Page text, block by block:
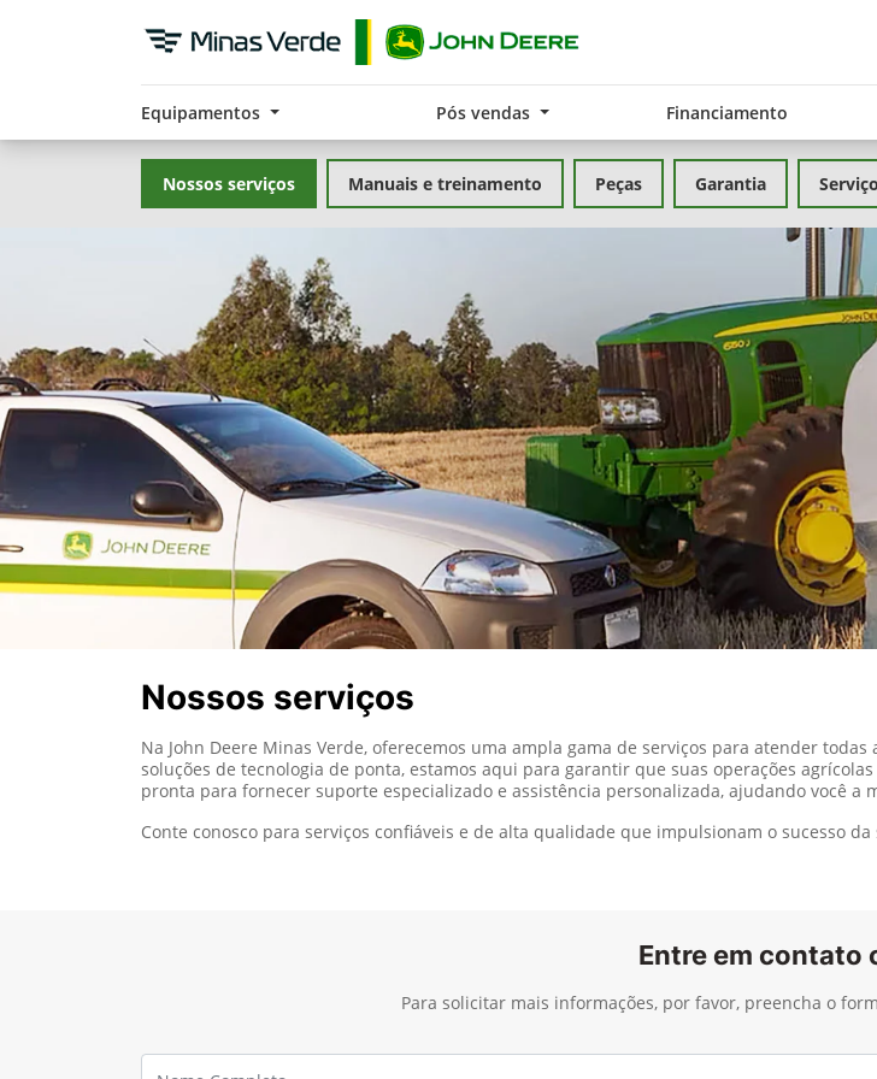
Equipamentos Pós vendas Financiamento
Nossos serviços Manuais e treinamento Peças Garantia
Nossos serviços
Na John Deere Minas Verde, oferecemos uma ampla gama de serviços para atender
soluções de tecnologia de ponta, estamos aqui para garantir que suas operações
pronta para fornecer suporte especializado e assistência personalizada, ajudando você a
Conte conosco para serviços confiáveis e de alta qualidade que impulsionam o sucesso da
Entre em contato
Para solicitar mais informações, por favor, preencha o